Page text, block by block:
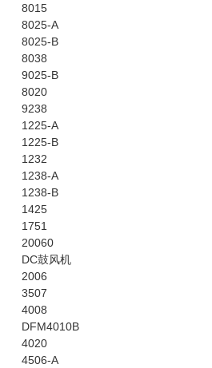
8015
8025-A
8025-B
8038
9025-B
8020
9238
1225-A
1225-B
1232
1238-A
1238-B
1425
1751
20060
DC鼓风机
2006
3507
4008
DFM4010B
4020
4506-A